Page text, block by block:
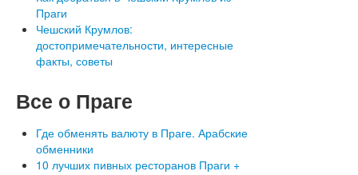
Праги
Чешский Крумлов:
достопримечательности, интересные
факты, советы
Все о Праге
Где обменять валюту в Праге. Арабские
обменники
10 лучших пивных ресторанов Праги +